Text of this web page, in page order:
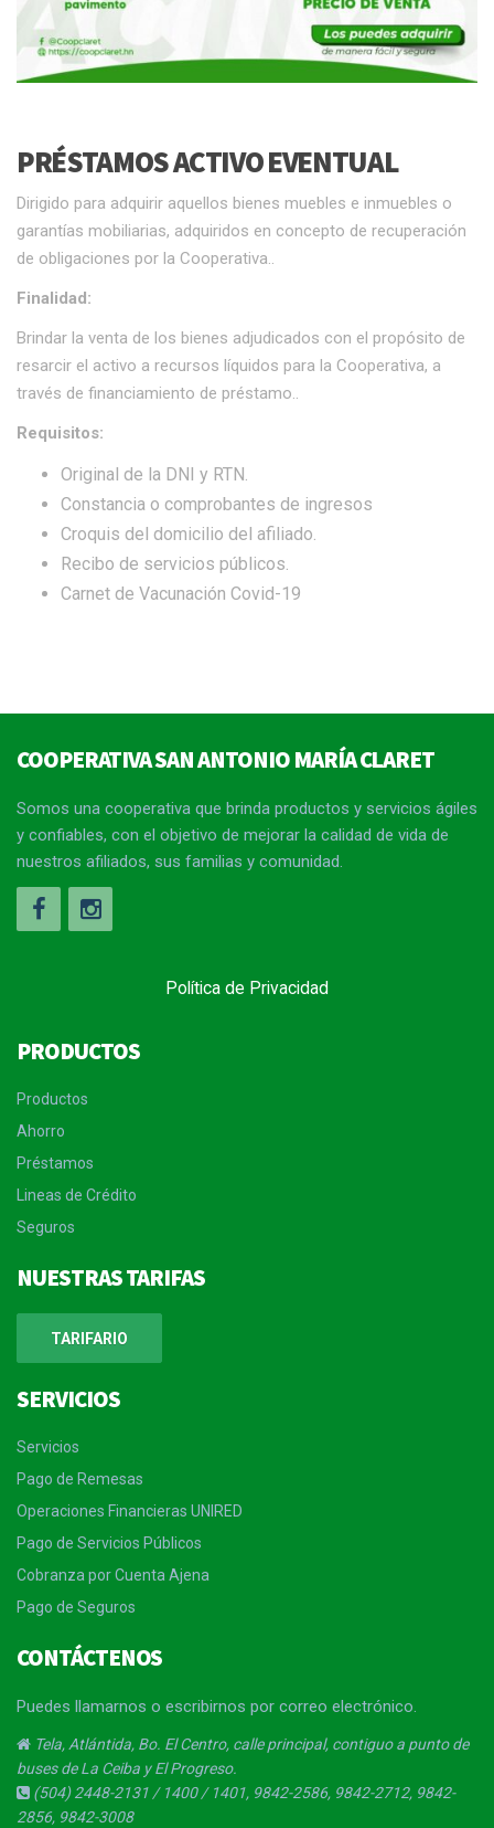
PRÉSTAMOS ACTIVO EVENTUAL
Dirigido para adquirir aquellos bienes muebles e inmuebles o
garantías mobiliarias, adquiridos en concepto de recuperación
de obligaciones por la Cooperativa..
Finalidad:
Brindar la venta de los bienes adjudicados con el propósito de
resarcir el activo a recursos líquidos para la Cooperativa, a
través de financiamiento de préstamo..
Requisitos:
Original de la DNI y RTN.
Constancia o comprobantes de ingresos
Croquis del domicilio del afiliado.
Recibo de servicios públicos.
Carnet de Vacunación Covid-19
COOPERATIVA SAN ANTONIO MARÍA CLARET
Somos una cooperativa que brinda productos y servicios ágiles
y confiables, con el objetivo de mejorar la calidad de vida de
nuestros afiliados, sus familias y comunidad.
Política de Privacidad
PRODUCTOS
Productos
Ahorro
Préstamos
Lineas de Crédito
Seguros
NUESTRAS TARIFAS
TARIFARIO
SERVICIOS
Servicios
Pago de Remesas
Operaciones Financieras UNIRED
Pago de Servicios Públicos
Cobranza por Cuenta Ajena
Pago de Seguros
CONTÁCTENOS
Puedes llamarnos o escribirnos por correo electrónico.
Tela, Atlántida, Bo. El Centro, calle principal, contiguo a punto de
buses de La Ceiba y El Progreso.
(504) 2448-2131 / 1400 / 1401, 9842-2586, 9842-2712, 9842-
2856, 9842-3008